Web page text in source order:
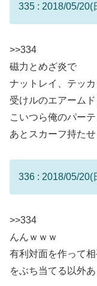
335 : 2018/05/20(
>>334
磁力とめざ炎で
ナットレイ、テッ
受けルのエアーム
こいつら俺のパー
あとスカーフ持た
336 : 2018/05/20(
>>334
んんｗｗｗ
有利対面を作って
をぶち当てる以外